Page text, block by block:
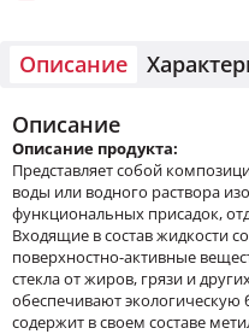
Описание
Описание
Описание продукта:
Представляет собой
воды или водного раствора
функциональных присадок,
Входящие в состав жидкости
поверхностно-активные
стекла от жиров, грязи и
обеспечивают экологическую
содержит в своем составе